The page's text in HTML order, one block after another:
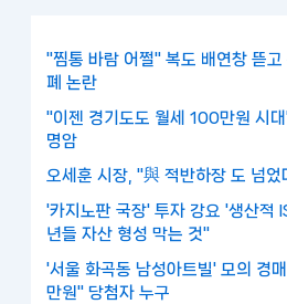
"찜통 바람 어쩔" 복도 배연창 뜯고
폐 논란
"이젠 경기도도 월세 100만원 시
명암
오세훈 시장, "與 적반하장 도 넘었
'카지노판 국장' 투자 강요 '생산적
년들 자산 형성 막는 것"
'서울 화곡동 남성아트빌' 모의 경
만원" 당첨자 누구